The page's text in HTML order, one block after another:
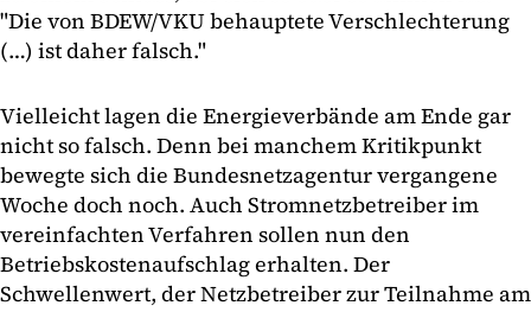
"Die von BDEW/VKU behauptete Verschlechterung
(…) ist daher falsch."
Vielleicht lagen die Energieverbände am Ende gar
nicht so falsch. Denn bei manchem Kritikpunkt
bewegte sich die Bundesnetzagentur vergangene
Woche doch noch. Auch Stromnetzbetreiber im
vereinfachten Verfahren sollen nun den
Betriebskostenaufschlag erhalten. Der
Schwellenwert, der Netzbetreiber zur Teilnahme am